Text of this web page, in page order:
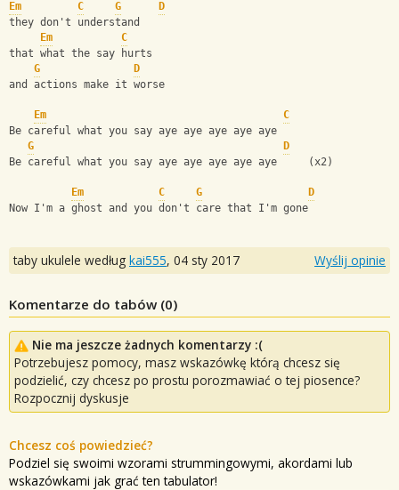
Em C G
D
they don't understand
Em
C
that what the say hurts
G
D
and actions make it worse
Em
C
Be careful what you say aye aye aye aye aye
G
D
Be careful what you say aye aye aye aye aye     (x2)
Em C G
D
Now I'm a ghost and you don't care that I'm gone
taby ukulele według kai555, 04 sty 2017 Wyślij opinie
Komentarze do tabów (0)
Nie ma jeszcze żadnych komentarzy :(
Potrzebujesz pomocy, masz wskazówkę którą chcesz się
podzielić, czy chcesz po prostu porozmawiać o tej piosence?
Rozpocznij dyskusje
Chcesz coś powiedzieć?
Podziel się swoimi wzorami strummingowymi, akordami lub
wskazówkami jak grać ten tabulator!